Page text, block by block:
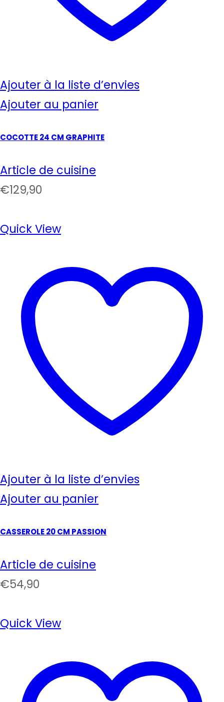
Ajouter à la liste d’envies
Ajouter au panier
COCOTTE 24 CM GRAPHITE
Article de cuisine
€129,90
Quick View
Ajouter à la liste d’envies
Ajouter au panier
CASSEROLE 20 CM PASSION
Article de cuisine
€54,90
Quick View